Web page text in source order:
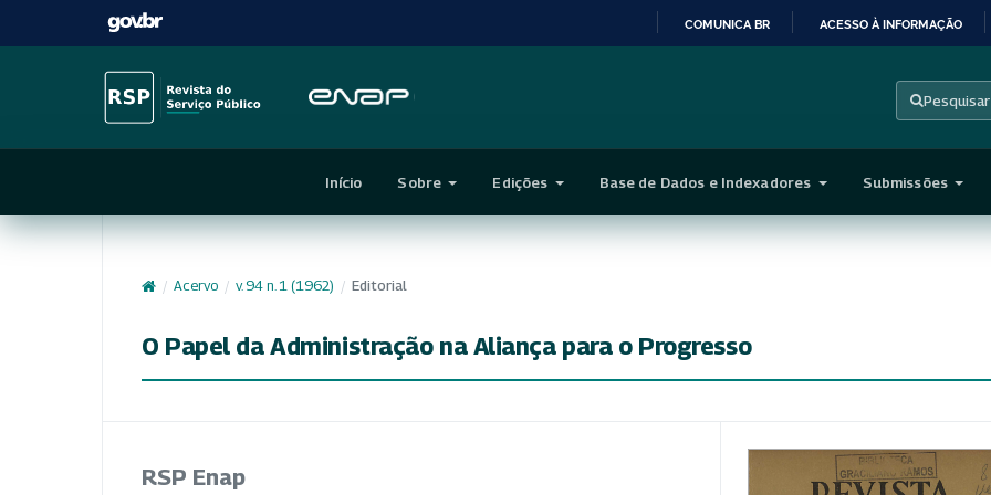
CONTEÚDO
COMUNICA BR ACESSO À INFORMAÇÃO
Pesquisar
Início Sobre Edições Base de Dados e Indexadores Submissões
/ Acervo / v. 94 n. 1 (1962) / Editorial
O Papel da Administração na Aliança para o Progresso
RSP Enap